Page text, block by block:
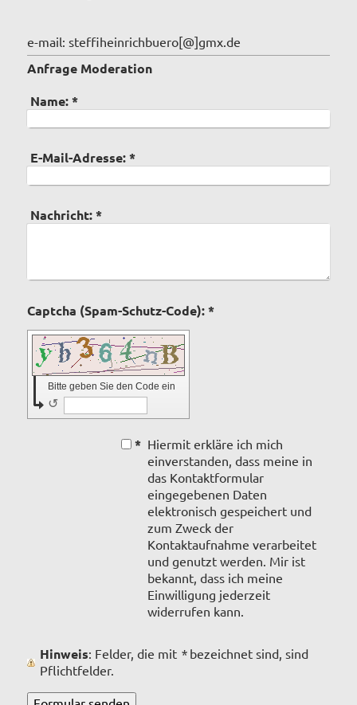
e-mail: steffiheinrichbuero[@]gmx.de
Anfrage Moderation
Name:*
E-Mail-Adresse:*
Nachricht:*
Captcha (Spam-Schutz-Code): *
Bitte geben Sie den Code ein
↺
* Hiermit erkläre ich mich
einverstanden, dass meine in
das Kontaktformular
eingegebenen Daten
elektronisch gespeichert und
zum Zweck der
Kontaktaufnahme verarbeitet
und genutzt werden. Mir ist
bekannt, dass ich meine
Einwilligung jederzeit
widerrufen kann.
Hinweis : Felder, die mit *bezeichnet sind, sind
Pflichtfelder.